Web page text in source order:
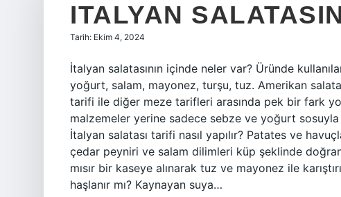
ITALYAN
Tarih: Ekim 4, 2024
İtalyan salatasının içinde neler var? Üründe
yoğurt, salam, mayonez, turşu, tuz. Amerikan
tarifi ile diğer meze tarifleri arasında pek bir fark
malzemeler yerine sadece sebze ve yoğurt sosuyla
İtalyan salatası tarifi nasıl yapılır? Patates ve
çedar peyniri ve salam dilimleri küp şeklinde
mısır bir kaseye alınarak tuz ve mayonez ile
haşlanır mı? Kaynayan suya…